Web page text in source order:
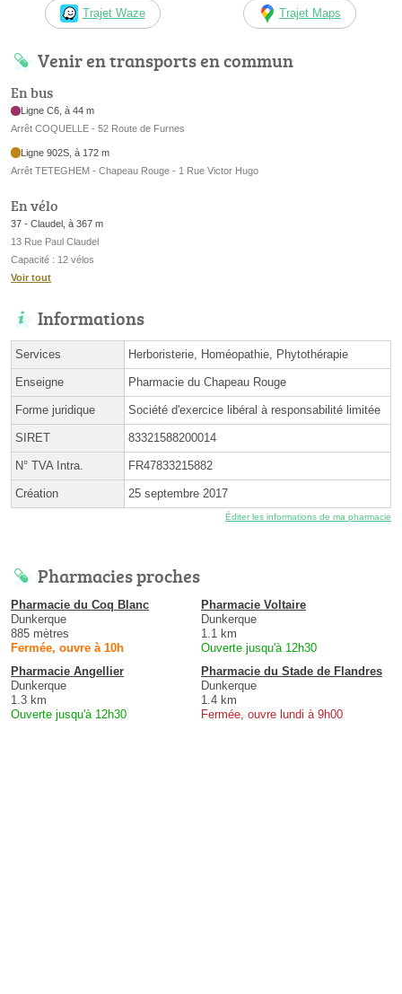
Trajet Waze Trajet Maps
Venir en transports en commun
En bus
Ligne C6, à 44 m
Arrêt COQUELLE - 52 Route de Furnes
Ligne 902S, à 172 m
Arrêt TETEGHEM - Chapeau Rouge - 1 Rue Victor Hugo
En vélo
37 - Claudel, à 367 m
13 Rue Paul Claudel
Capacité : 12 vélos
Voir tout
Informations
Services Herboristerie, Homéopathie, Phytothérapie
Enseigne Pharmacie du Chapeau Rouge
Forme juridique Société d'exercice libéral à responsabilité limitée
SIRET 83321588200014
N° TVA Intra. FR47833215882
Création 25 septembre 2017
Éditer les informations de ma pharmacie
Pharmacies proches
Pharmacie du Coq Blanc
Dunkerque
885 mètres
Fermée, ouvre à 10h
Pharmacie Voltaire
Dunkerque
1.1 km
Ouverte jusqu'à 12h30
Pharmacie Angellier
Dunkerque
1.3 km
Ouverte jusqu'à 12h30
Pharmacie du Stade de Flandres
Dunkerque
1.4 km
Fermée, ouvre lundi à 9h00